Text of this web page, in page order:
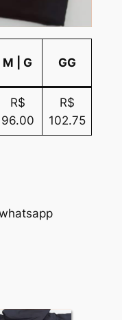
M | G GG
R$
96.00
R$
102.75